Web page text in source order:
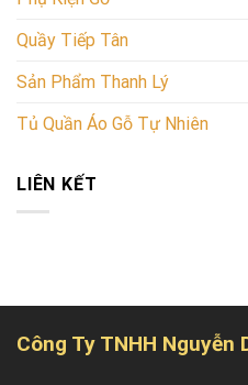
Quầy Tiếp Tân
Sản Phẩm Thanh Lý
Tủ Quần Áo Gỗ Tự Nhiên
LIÊN KẾT
Công Ty TNHH Nguyễn